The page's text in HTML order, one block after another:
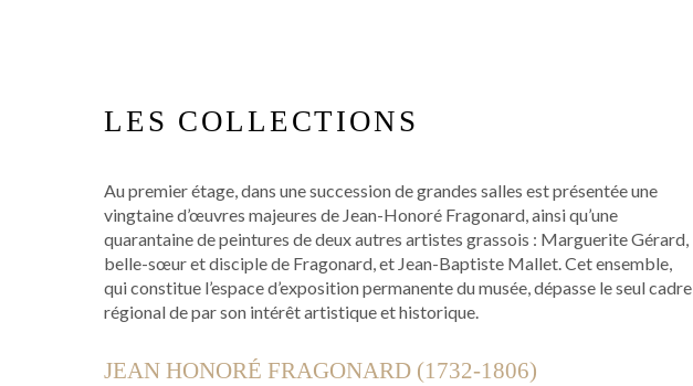
LES COLLECTIONS
Au premier étage, dans une succession de grandes salles est présentée une
vingtaine d’œuvres majeures de Jean-Honoré Fragonard, ainsi qu’une
quarantaine de peintures de deux autres artistes grassois : Marguerite Gérard,
belle-sœur et disciple de Fragonard, et Jean-Baptiste Mallet. Cet ensemble,
qui constitue l’espace d’exposition permanente du musée, dépasse le seul cadre
régional de par son intérêt artistique et historique.
JEAN HONORÉ FRAGONARD (1732-1806)